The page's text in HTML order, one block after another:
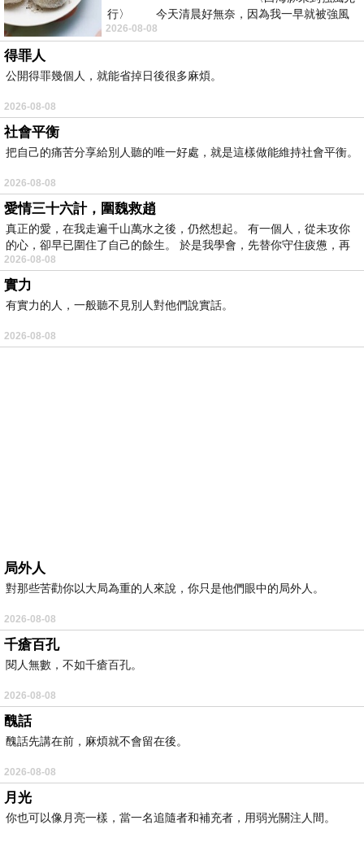
行〉 今天清晨好無奈，因為我一早就被強風
2026-08-08
得罪人
公開得罪幾個人，就能省掉日後很多麻煩。
2026-08-08
社會平衡
把自己的痛苦分享給別人聽的唯一好處，就是這樣做能維持社會平衡。
2026-08-08
愛情三十六計，圍魏救趙
真正的愛，在我走遍千山萬水之後，仍然想起。 有一個人，從未攻你
的心，卻早已圍住了自己的餘生。 於是我學會，先替你守住疲憊，再
2026-08-08
實力
有實力的人，一般聽不見別人對他們說實話。
2026-08-08
局外人
對那些苦勸你以大局為重的人來說，你只是他們眼中的局外人。
2026-08-08
千瘡百孔
閱人無數，不如千瘡百孔。
2026-08-08
醜話
醜話先講在前，麻煩就不會留在後。
2026-08-08
月光
你也可以像月亮一樣，當一名追隨者和補充者，用弱光關注人間。